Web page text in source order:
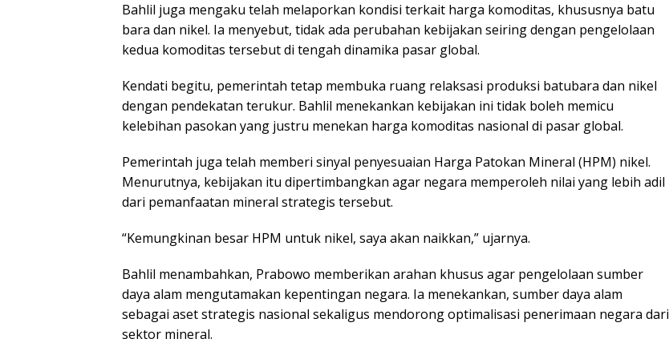
Bahlil juga mengaku telah melaporkan kondisi terkait harga komoditas, khususnya batu
bara dan nikel. Ia menyebut, tidak ada perubahan kebijakan seiring dengan pengelolaan
kedua komoditas tersebut di tengah dinamika pasar global.
Kendati begitu, pemerintah tetap membuka ruang relaksasi produksi batubara dan nikel
dengan pendekatan terukur. Bahlil menekankan kebijakan ini tidak boleh memicu
kelebihan pasokan yang justru menekan harga komoditas nasional di pasar global.
Pemerintah juga telah memberi sinyal penyesuaian Harga Patokan Mineral (HPM) nikel.
Menurutnya, kebijakan itu dipertimbangkan agar negara memperoleh nilai yang lebih adil
dari pemanfaatan mineral strategis tersebut.
“Kemungkinan besar HPM untuk nikel, saya akan naikkan,” ujarnya.
Bahlil menambahkan, Prabowo memberikan arahan khusus agar pengelolaan sumber
daya alam mengutamakan kepentingan negara. Ia menekankan, sumber daya alam
sebagai aset strategis nasional sekaligus mendorong optimalisasi penerimaan negara dari
sektor mineral.